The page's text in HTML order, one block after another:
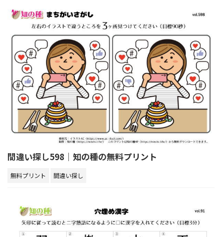
間違い探し598｜知の種の無料プリント
無料プリント 間違い探し